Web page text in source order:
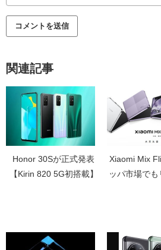
関連記事
Honor 30Sが正式発表
【Kirin 820 5G初搭載】
Xiaomi Mix
ッパ市場で